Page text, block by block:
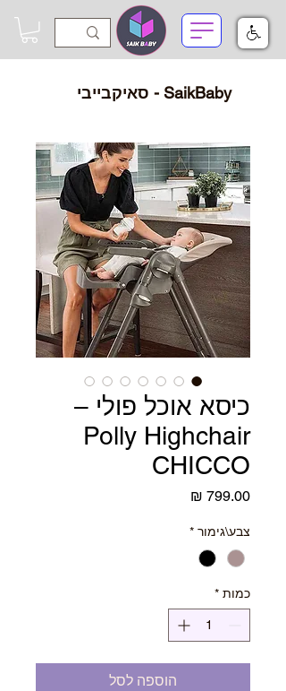
SaikBaby - סאיקבייבי
כיסא אוכל פולי –
Polly Highchair
CHICCO
צבע\גימור *
כמות *
הוספה לסל